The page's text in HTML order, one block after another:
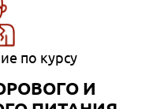
по курсу
И